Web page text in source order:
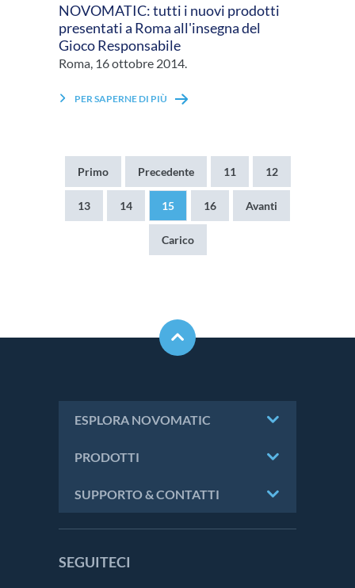
NOVOMATIC: tutti i nuovi prodotti
presentati a Roma all'insegna del
Gioco Responsabile
Roma, 16 ottobre 2014.
PER SAPERNE DI PIÙ
Prima
pagina
Primo
Pagina
precedente
Precedente Pagina
11 Pagina
12
Pagina
13 Pagina
14
Pagina
attuale
15 Pagina
16
Pagina
successiva
Avanti
Ultima
pagina
Carico
ESPLORA NOVOMATIC
PRODOTTI
SUPPORTO & CONTATTI
SEGUITECI